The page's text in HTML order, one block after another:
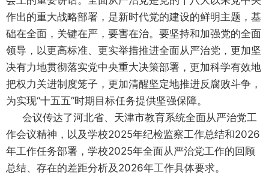
作出的重大战略部署，是新时代党的建设的鲜明主题，基
础在全面，关键在严，要害在治。要坚持和加强党的全面
领导，以更高标准、更实举措推进全面从严治党，更加坚
决有力地贯彻落实党中央重大决策部署，更加科学有效地
把权力关进制度笼子，更加清醒坚定地推进反腐败斗争，
为实现“十五五”时期目标任务提供坚强保障。
会议传达了河北省、天津市教育系统全面从严治党工
作会议精神，以及学校2025年纪检监察工作总结和2026
年工作任务部署，学校2025年全面从严治党工作的回顾
总结、存在的差距分析及2026年工作具体要求。